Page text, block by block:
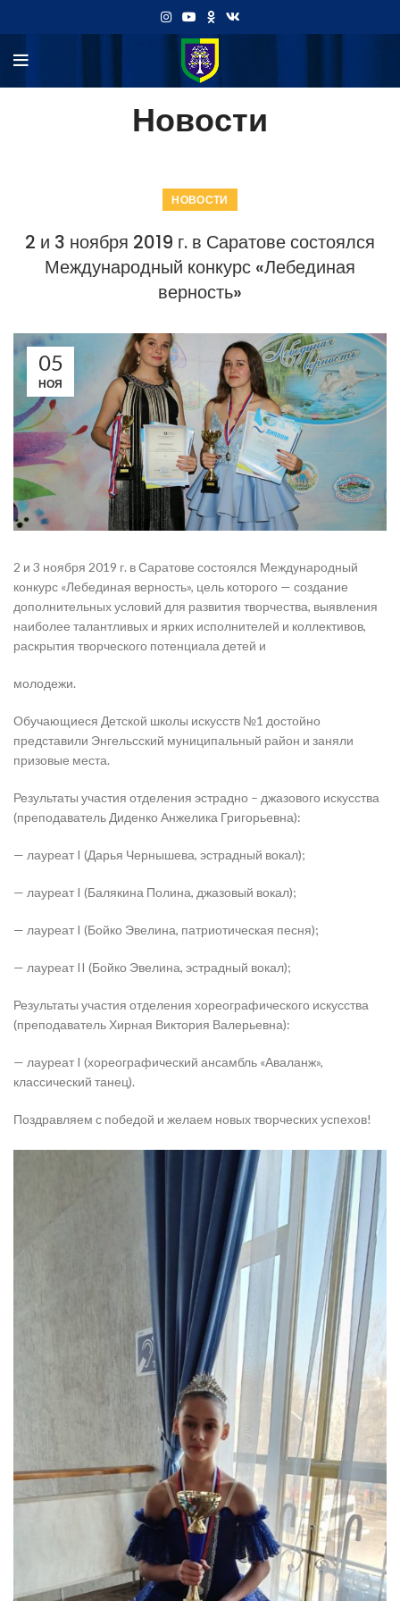
Новости
НОВОСТИ
2 и 3 ноября 2019 г. в Саратове состоялся
Международный конкурс «Лебединая
верность»
05
НОЯ
2 и 3 ноября 2019 г. в Саратове состоялся Международный
конкурс «Лебединая верность», цель которого — создание
дополнительных условий для развития творчества, выявления
наиболее талантливых и ярких исполнителей и коллективов,
раскрытия творческого потенциала детей и
молодежи.
Обучающиеся Детской школы искусств №1 достойно
представили Энгельсский муниципальный район и заняли
призовые места.
Результаты участия отделения эстрадно – джазового искусства
(преподаватель Диденко Анжелика Григорьевна):
— лауреат I (Дарья Чернышева, эстрадный вокал);
— лауреат I (Балякина Полина, джазовый вокал);
— лауреат I (Бойко Эвелина, патриотическая песня);
— лауреат II (Бойко Эвелина, эстрадный вокал);
Результаты участия отделения хореографического искусства
(преподаватель Хирная Виктория Валерьевна):
— лауреат I (хореографический ансамбль «Аваланж»,
классический танец).
Поздравляем с победой и желаем новых творческих успехов!